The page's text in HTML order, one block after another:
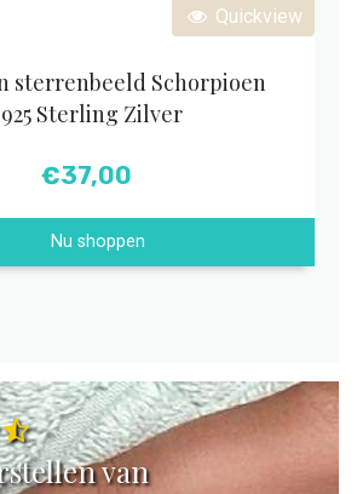
Quickview
sterrenbeeld Schorpioen
| 925 Sterling Zilver
€37,00
Nu shoppen
van